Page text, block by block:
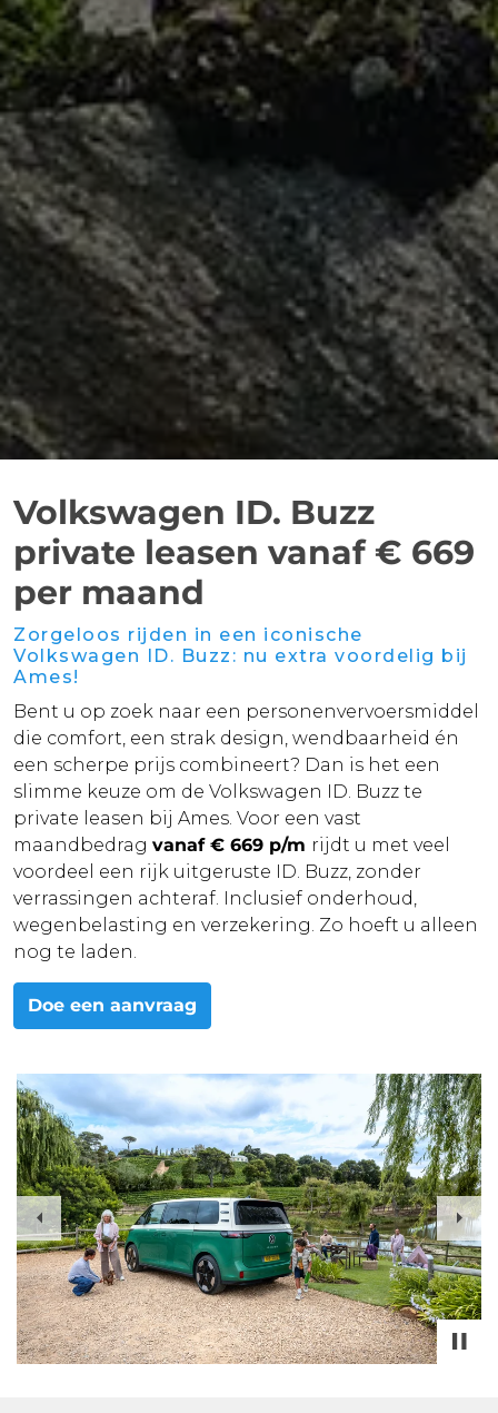
Volkswagen ID. Buzz
private leasen vanaf € 669
per maand
Zorgeloos rijden in een iconische
Volkswagen ID. Buzz: nu extra voordelig bij
Ames!
Bent u op zoek naar een personenvervoersmiddel
die comfort, een strak design, wendbaarheid én
een scherpe prijs combineert? Dan is het een
slimme keuze om de Volkswagen ID. Buzz te
private leasen bij Ames. Voor een vast
maandbedragvanaf € 669 p/m rijdt u met veel
voordeel een rijk uitgeruste ID. Buzz, zonder
verrassingen achteraf. Inclusief onderhoud,
wegenbelasting en verzekering. Zo hoeft u alleen
nog te laden.
Doe een aanvraag
Previous